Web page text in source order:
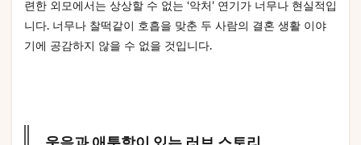
련한 외모에서는 상상할 수 없는 ‘악처’ 연기가 너무나 현실적입
니다. 너무나 찰떡같이 호흡을 맞춘 두 사람의 결혼 생활 이야
기에 공감하지 않을 수 없을 것입니다.